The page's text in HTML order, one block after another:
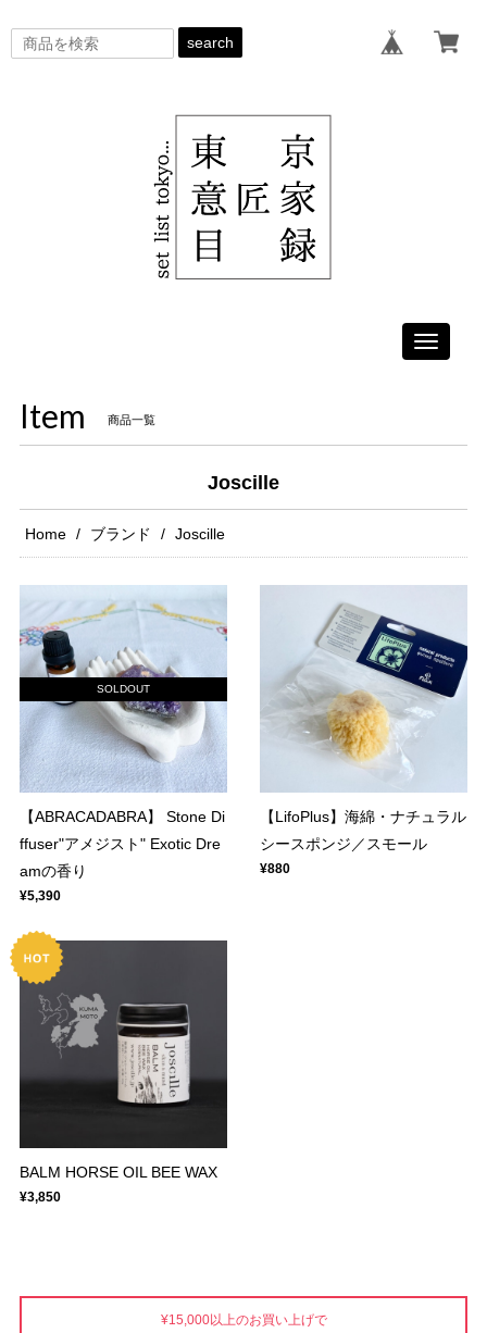
search
Toggle
Item 商品一覧
Joscille
Home ブランド Joscille
SOLDOUT
【ABRACADABRA】 Stone Di
ffuser"アメジスト" Exotic Dre
amの香り
¥5,390
【LifoPlus】海綿・ナチュラル
シースポンジ／スモール
¥880
BALM HORSE OIL BEE WAX
¥3,850
¥15,000以上のお買い上げで